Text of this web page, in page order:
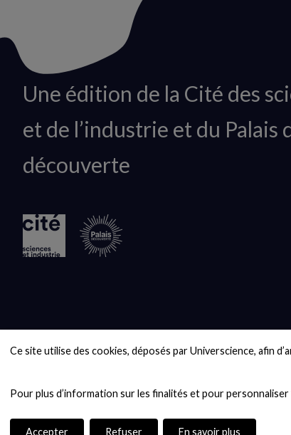
Ce site utilise des cookies, déposés par Universcience, afin
Accepter Refuser En savoir plus
Animation
logo
Une édition de la Cité des
et de l’industrie et du Palais
découverte